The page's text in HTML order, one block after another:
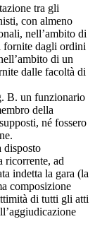
tra gli
con almeno
nell’ambito di
fornite dagli ordini
di un
dalle facoltà di
B. un funzionario
della
né fossero
disposto
ricorrente, ad
indetta la gara (la
composizione
di tutti gli atti